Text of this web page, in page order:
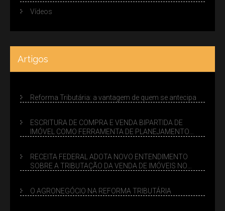
Vídeos
Artigos
Reforma Tributária: a vantagem de quem se antecipa
ESCRITURA DE COMPRA E VENDA BIPARTIDA DE
IMÓVEL COMO FERRAMENTA DE PLANEJAMENTO
RECEITA FEDERAL ADOTA NOVO ENTENDIMENTO
SOBRE A TRIBUTAÇÃO DA VENDA DE IMÓVEIS NO
O AGRONEGÓCIO NA REFORMA TRIBUTÁRIA